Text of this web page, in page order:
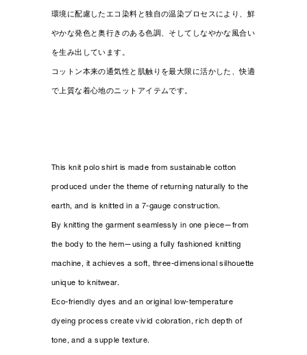
環境に配慮したエコ染料と独自の温染プロセスにより、鮮
やかな発色と奥行きのある色調、そしてしなやかな風合い
を生み出しています。
コットン本来の通気性と肌触りを最大限に活かした、快適
で上質な着心地のニットアイテムです。
This knit polo shirt is made from sustainable cotton
produced under the theme of returning naturally to the
earth, and is knitted in a 7-gauge construction.
By knitting the garment seamlessly in one piece—from
the body to the hem—using a fully fashioned knitting
machine, it achieves a soft, three-dimensional silhouette
unique to knitwear.
Eco-friendly dyes and an original low-temperature
dyeing process create vivid coloration, rich depth of
tone, and a supple texture.